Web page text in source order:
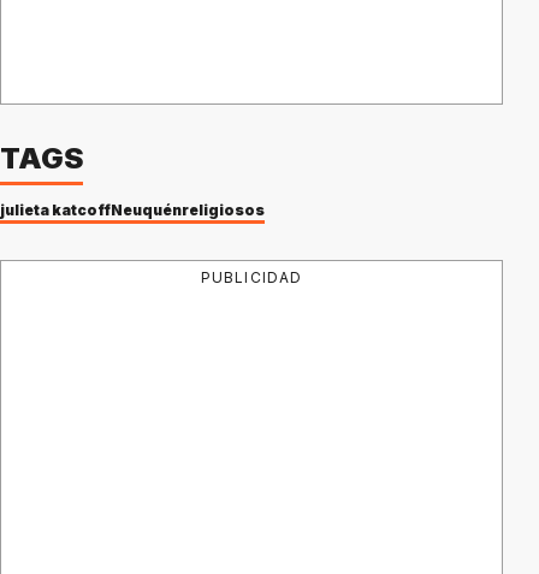
TAGS
julieta katcoffNeuquénreligiosos
PUBLICIDAD